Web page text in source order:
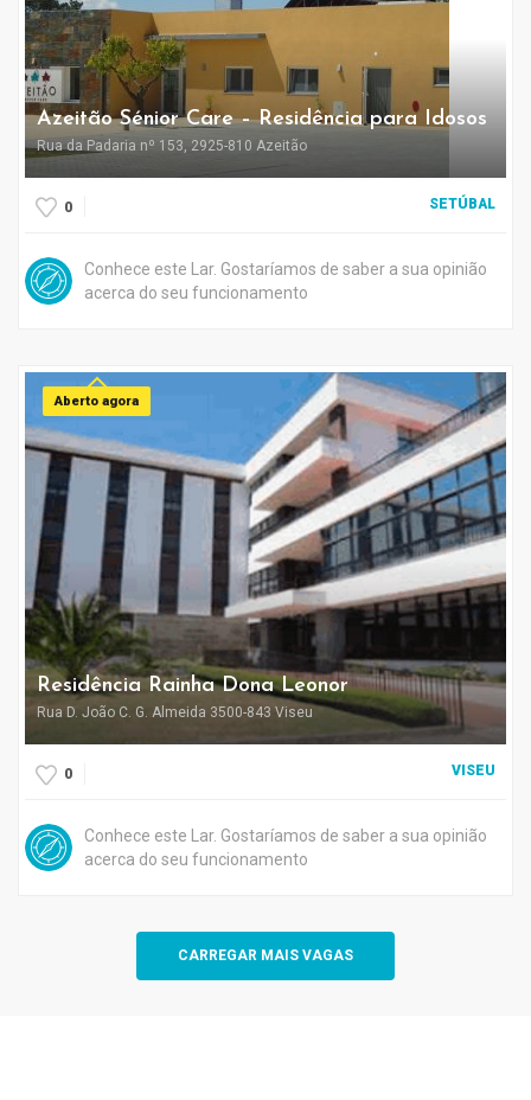
Azeitão Sénior Care – Residência para Idosos
Rua da Padaria nº 153, 2925-810 Azeitão
0 SETÚBAL
Conhece este Lar. Gostaríamos de saber a sua opinião
acerca do seu funcionamento
Aberto agora
Residência Rainha Dona Leonor
Rua D. João C. G. Almeida 3500-843 Viseu
0 VISEU
Conhece este Lar. Gostaríamos de saber a sua opinião
acerca do seu funcionamento
CARREGAR MAIS VAGAS